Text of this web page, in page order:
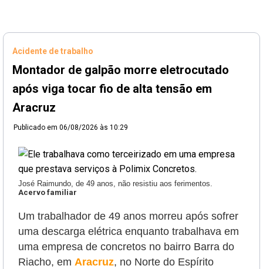
Acidente de trabalho
Montador de galpão morre eletrocutado
após viga tocar fio de alta tensão em
Aracruz
Publicado em 06/08/2026 às 10:29
José Raimundo, de 49 anos, não resistiu aos ferimentos.
Acervo familiar
Um trabalhador de 49 anos morreu após sofrer
uma descarga elétrica enquanto trabalhava em
uma empresa de concretos no bairro Barra do
Riacho, em Aracruz, no Norte do Espírito